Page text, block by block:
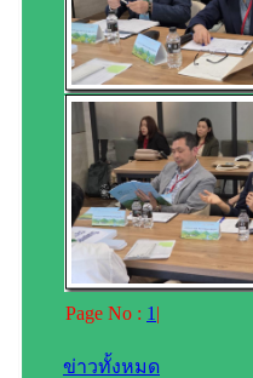
Page No : 1 |
ข่าวทั้งหมด